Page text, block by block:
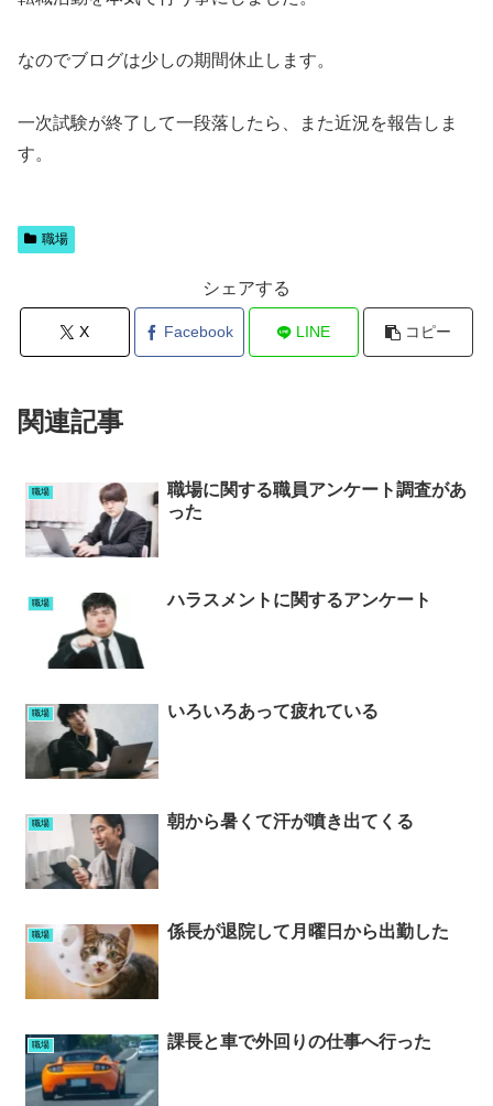
なのでブログは少しの期間休止します。
一次試験が終了して一段落したら、また近況を報告しま
す。
職場
シェアする
X Facebook LINE コピー
関連記事
職場
職場に関する職員アンケート調査があ
った
職場 ハラスメントに関するアンケート
職場 いろいろあって疲れている
職場 朝から暑くて汗が噴き出てくる
職場 係長が退院して月曜日から出勤した
職場 課長と車で外回りの仕事へ行った